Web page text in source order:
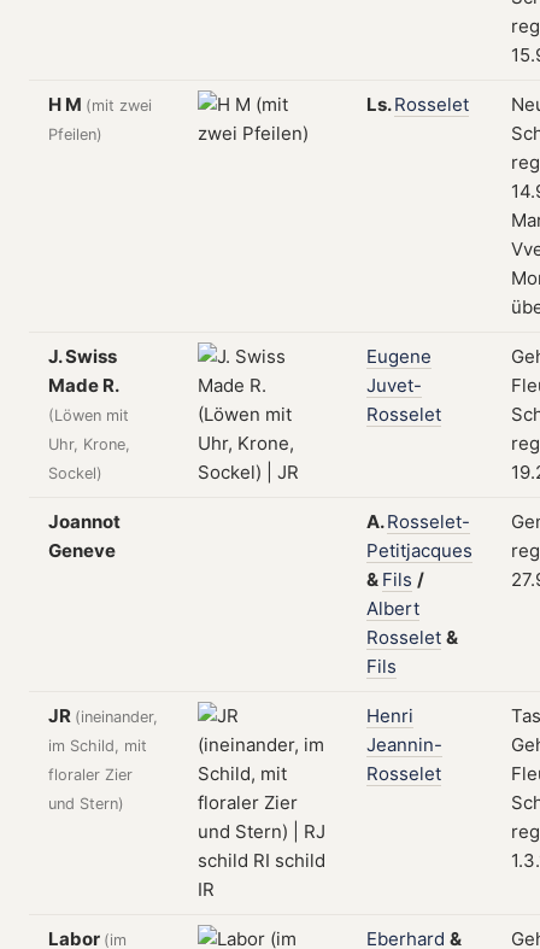
H M (mit zwei
Pfeilen)
Ls.Rosselet
J. Swiss
Made R.
(Löwen mit
Uhr, Krone,
Sockel)
Eugene
Juvet-
Rosselet
Joannot
Geneve
A.Rosselet-
Petitjacques
& Fils /
Albert
Rosselet &
Fils
JR (ineinander,
im Schild, mit
floraler Zier
und Stern)
Henri
Jeannin-
Rosselet
Labor (im
Eberhard &